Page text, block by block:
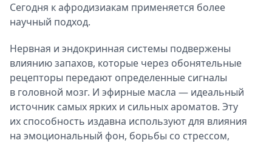
Сегодня к афродизиакам применяется более
научный подход.
Нервная и эндокринная системы подвержены
влиянию запахов, которые через обонятельные
рецепторы передают определенные сигналы
в головной мозг. И эфирные масла — идеальный
источник самых ярких и сильных ароматов. Эту
их способность издавна используют для влияния
на эмоциональный фон, борьбы со стрессом,